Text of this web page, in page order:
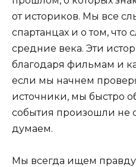
от историков. Мы все
спартанцах и о том, что
средние века. Эти
благодаря фильмам и
если мы начнем
источники, мы быстро
события произошли не
думаем.
Мы всегда ищем